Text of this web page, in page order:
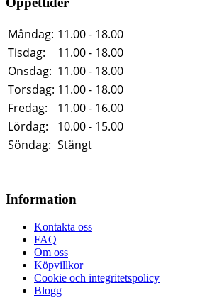
Måndag: 11.00 - 18.00
Tisdag:
11.00 - 18.00
Onsdag: 11.00 - 18.00
Torsdag: 11.00 - 18.00
Fredag:
11.00 - 16.00
Lördag:
10.00 - 15.00
Söndag: Stängt
Information
Kontakta oss
FAQ
Om oss
Köpvillkor
Cookie och integritetspolicy
Blogg